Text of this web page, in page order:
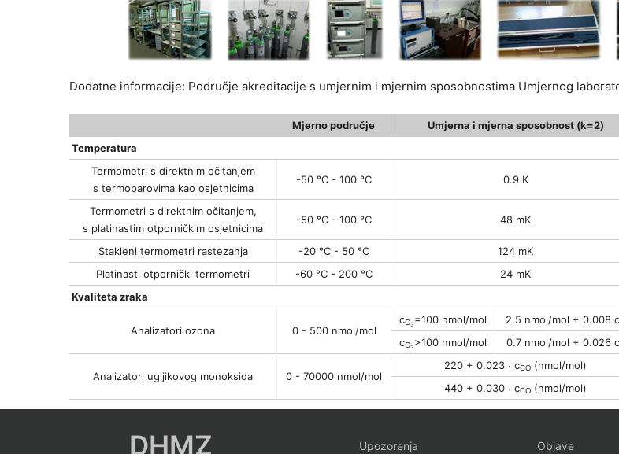
Dodatne informacije: Područje akreditacije s umjernim i mjernim sposobnostima Umjernog
Mjerno područje
Umjerna i mjerna sposobnost (k=2)
Temperatura
Termometri s direktnim očitanjem
s termoparovima kao osjetnicima
-50 °C - 100 °C 0.9 K
Termometri s direktnim očitanjem,
s platinastim otporničkim osjetnicima
-50 °C - 100 °C 48 mK
Stakleni termometri rastezanja -20 °C - 50 °C 124 mK
Platinasti otpornički termometri
-60 °C - 200 °C 24 mK
Kvaliteta zraka
Analizatori ozona 0 - 500 nmol/mol
cO3 =100 nmol/mol 2.5 nmol/mol + 0.008 c
cO3 >100 nmol/mol 0.7 nmol/mol + 0.026 c
Analizatori ugljikovog monoksida 0 - 70000 nmol/mol
220 + 0.023 ∙ cCO (nmol/mol)
440 + 0.030 ∙ cCO (nmol/mol)
DHMZ Upozorenja Objave